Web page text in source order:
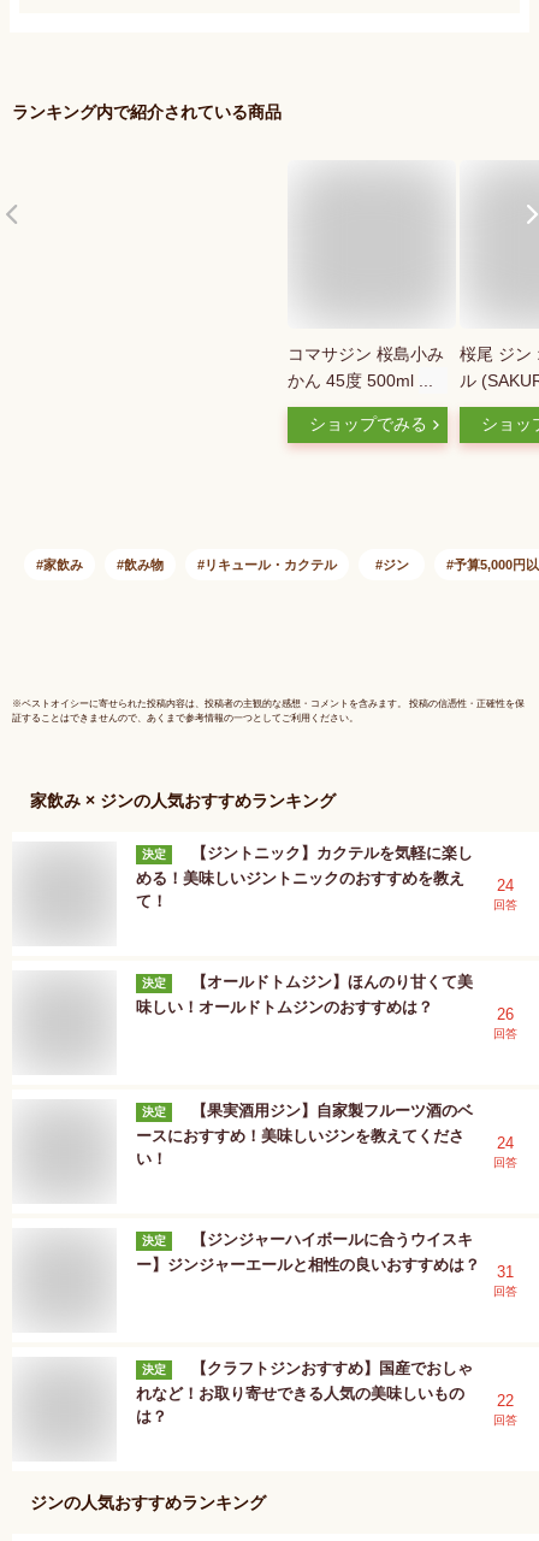
ランキング内で紹介されている商品
コマサジン 桜島小み
かん 45度 500ml カ
ートン入り 1本
KOMASA GIN 和柑橘
ショップでみる
桜尾 ジン
ル
中見舞い
ショッ
家飲み 飲み物 リキュール・カクテル ジン 予算5,000円
※ベストオイシーに寄せられた投稿内容は、投稿者の主観的な感想・コメントを含みます。 投稿の信憑性・正確性を保
証することはできませんので、あくまで参考情報の一つとしてご利用ください。
家飲み × ジンの人気おすすめランキング
決定
【ジントニック】カクテルを気軽に楽し
める！美味しいジントニックのおすすめを教え
て！
24
回答
決定
【オールドトムジン】ほんのり甘くて美
味しい！オールドトムジンのおすすめは？
26
回答
決定
【果実酒用ジン】自家製フルーツ酒のベ
ースにおすすめ！美味しいジンを教えてくださ
い！
24
回答
決定
【ジンジャーハイボールに合うウイスキ
ー】ジンジャーエールと相性の良いおすすめは？
31
回答
決定
【クラフトジンおすすめ】国産でおしゃ
れなど！お取り寄せできる人気の美味しいもの
は？
22
回答
ジンの人気おすすめランキング